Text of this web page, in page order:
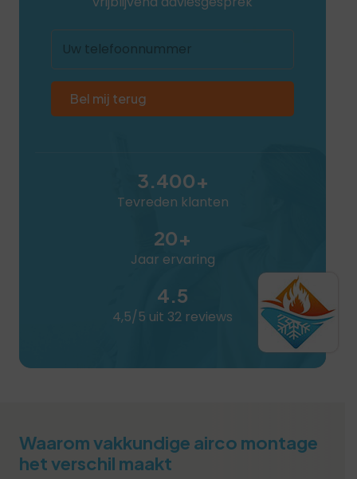
telefoonnummer
3.400+
Tevreden klanten
20+
Jaar ervaring
4.5
4,5/5 uit 32 reviews
Waarom vakkundige airco montage
het verschil maakt